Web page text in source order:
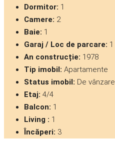
Dormitor: 1
Camere: 2
Baie: 1
Garaj / Loc de parcare: 1
An construcție: 1978
Tip imobil: Apartamente
Status imobil: De vânzare
Etaj: 4/4
Balcon: 1
Living : 1
Încăperi: 3